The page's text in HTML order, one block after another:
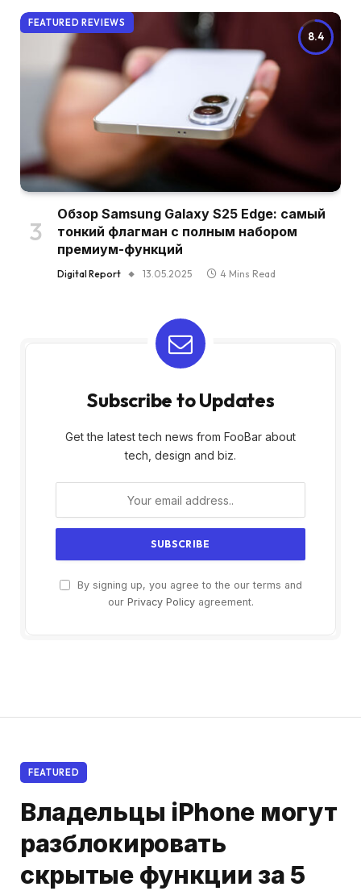
8.4
FEATURED REVIEWS
Обзор Samsung Galaxy S25 Edge: самый
тонкий флагман с полным набором
премиум-функций
Digital Report 13.05.2025 4 Mins Read
Subscribe to Updates
Get the latest tech news from FooBar about
tech, design and biz.
By signing up, you agree to the our terms and
our Privacy Policyagreement.
FEATURED
Владельцы iPhone могут
разблокировать
скрытые функции за 5